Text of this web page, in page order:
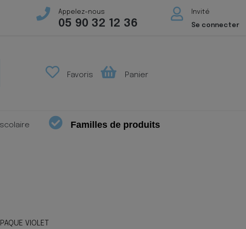
Appelez-nous
05 90 32 12 36
Invité
Se connecter
Favoris Panier
Familles de produits
VIOLET